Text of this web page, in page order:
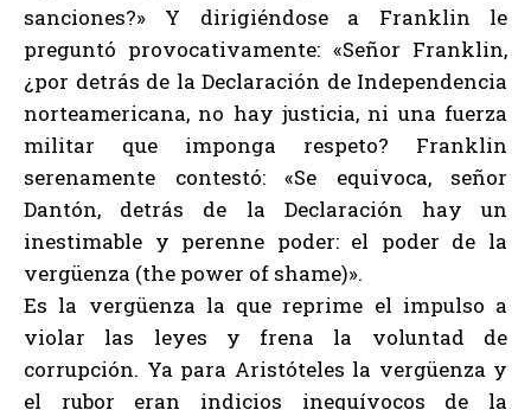
sanciones?» Y dirigiéndose a Franklin le
preguntó provocativamente: «Señor Franklin,
¿por detrás de la Declaración de Independencia
norteamericana, no hay justicia, ni una fuerza
militar que imponga respeto? Franklin
serenamente contestó: «Se equivoca, señor
Dantón, detrás de la Declaración hay un
inestimable y perenne poder: el poder de la
vergüenza (the power of shame)».
Es la vergüenza la que reprime el impulso a
violar las leyes y frena la voluntad de
corrupción. Ya para Aristóteles la vergüenza y
el rubor eran indicios inequívocos de la